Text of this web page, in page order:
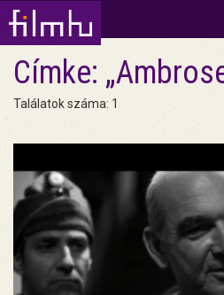
Címke:
Találatok száma: 1